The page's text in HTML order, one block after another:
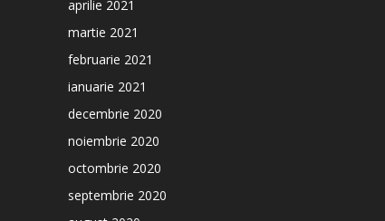
aprilie 2021
martie 2021
februarie 2021
ianuarie 2021
decembrie 2020
noiembrie 2020
octombrie 2020
septembrie 2020